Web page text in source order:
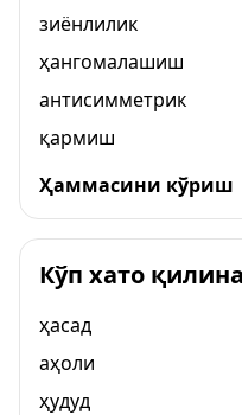
зиёнлилик
ҳангомалашиш
антисимметрик
қармиш
Ҳаммасини кўриш
Кўп хато
ҳасад
аҳоли
ҳудуд